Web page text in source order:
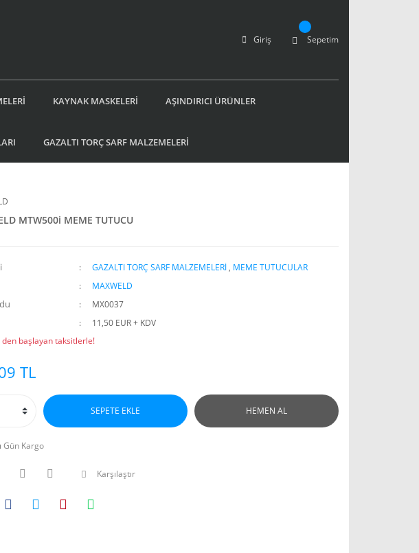
Giriş Sepetim
KAYNAK MASKELERİ AŞINDIRICI ÜRÜNLER
GAZALTI TORÇ SARF MALZEMELERİ
MTW500i MEME TUTUCU
GAZALTI TORÇ SARF MALZEMELERİ , MEME TUTUCULAR
MAXWELD
MX0037
11,50 EUR + KDV
den başlayan taksitlerle!
TL
SEPETE EKLE HEMEN AL
Gün Kargo
Karşılaştır